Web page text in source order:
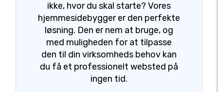
ikke, hvor du skal starte? Vores
hjemmesidebygger er den perfekte
løsning. Den er nem at bruge, og
med muligheden for at tilpasse
den til din virksomheds behov kan
du få et professionelt websted på
ingen tid.